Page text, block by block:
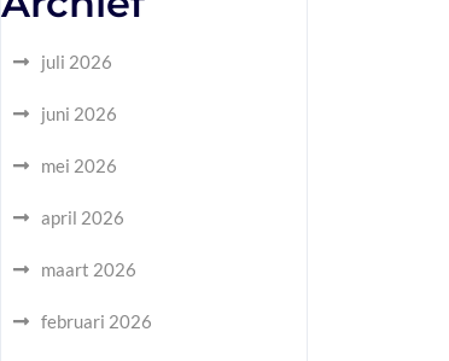
juli 2026
juni 2026
mei 2026
april 2026
maart 2026
februari 2026